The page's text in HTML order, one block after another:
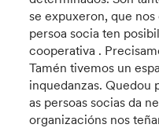
se expuxeron, que
persoa socia ten
cooperativa .
Tamén tivemos un
inquedanzas. Quedou
as persoas socias da
organizacións nos